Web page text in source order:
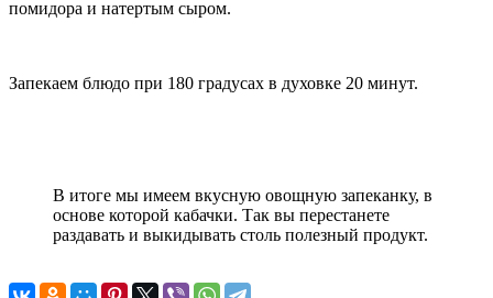
помидора и натертым сыром.
Запекаем блюдо при 180 градусах в духовке 20 минут.
В итоге мы имеем вкусную овощную запеканку, в
основе которой кабачки. Так вы перестанете
раздавать и выкидывать столь полезный продукт.